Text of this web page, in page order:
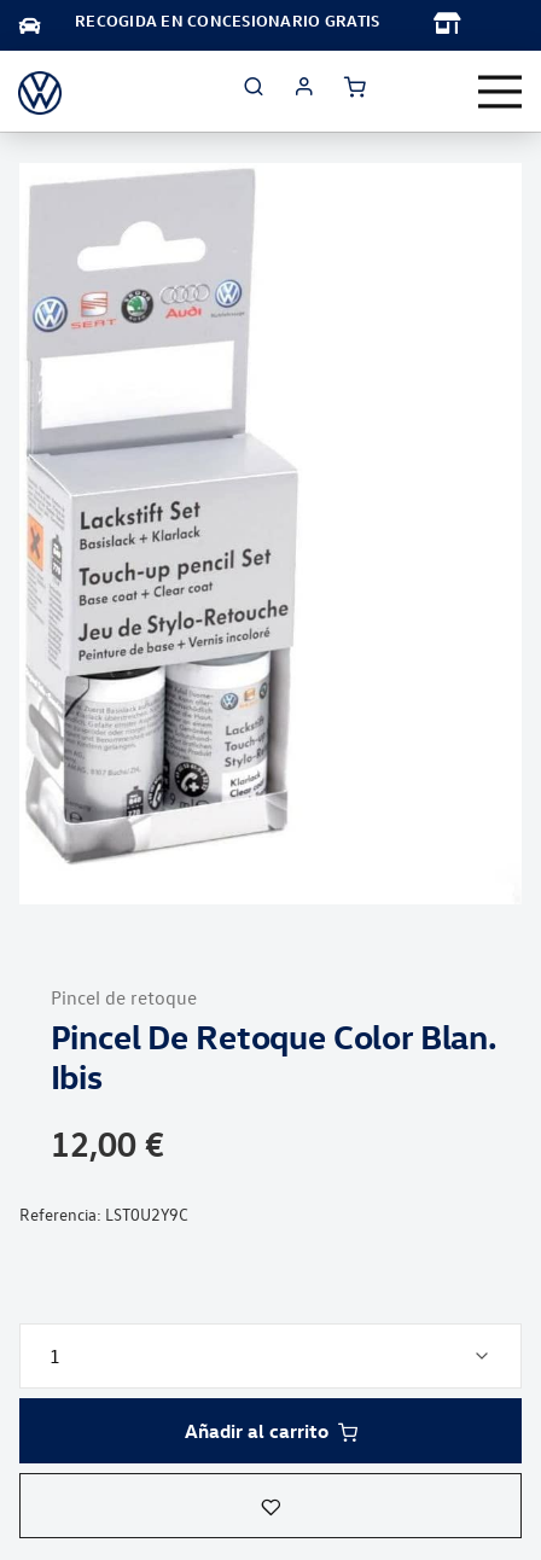
RECOGIDA EN CONCESIONARIO GRATIS
Pincel de retoque
Pincel De Retoque Color Blan.
Ibis
12,00 €
Referencia: LST0U2Y9C
Añadir al carrito
Saltar
galería
imágenes
comienzo
galería
imágenes